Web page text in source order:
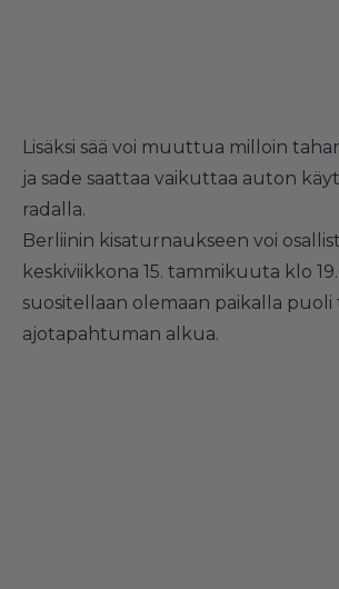
Lisäksi sää voi muuttua milloin
ja sade saattaa vaikuttaa auton
radalla.
Berliinin kisaturnaukseen voi
keskiviikkona 15. tammikuuta klo
suositellaan olemaan paikalla
ajotapahtuman alkua.